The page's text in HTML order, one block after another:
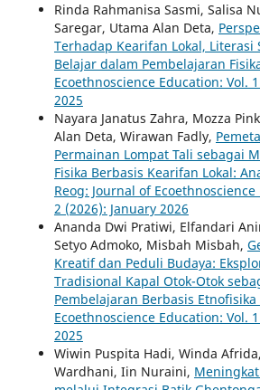
Rinda Rahmanisa Sasmi, Salisa
Saregar, Utama Alan Deta,
Terhadap Kearifan Lokal, Literasi
Belajar dalam Pembelajaran
Ecoethnoscience Education: Vol.
2025
Nayara Janatus Zahra, Mozza
Alan Deta, Wirawan Fadly,
Permainan Lompat Tali sebagai
Fisika Berbasis Kearifan Lokal:
Reog: Journal of
2 (2026): January 2026
Ananda Dwi Pratiwi, Elfandari
Setyo Admoko, Misbah Misbah,
Kreatif dan Peduli Budaya:
Tradisional Kapal Otok-Otok
Pembelajaran Berbasis Etnofisika
Ecoethnoscience Education: Vol.
2025
Wiwin Puspita Hadi, Winda
Wardhani, Iin Nuraini,